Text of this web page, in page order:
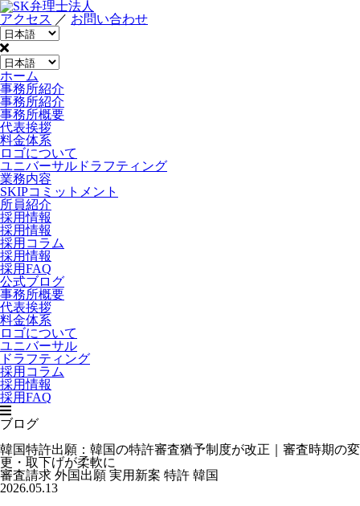
アクセス ／ お問い合わせ
ホーム
事務所紹介
事務所紹介
事務所概要
代表挨拶
料金体系
ロゴについて
ユニバーサルドラフティング
業務内容
SKIPコミットメント
所員紹介
採用情報
採用情報
採用コラム
採用情報
採用FAQ
公式ブログ
事務所概要
代表挨拶
料金体系
ロゴについて
ユニバーサル
ドラフティング
採用コラム
採用情報
採用FAQ
ブログ
韓国特許出願：韓国の特許審査猶予制度が改正｜審査時期の変
更・取下げが柔軟に
審査請求 外国出願 実用新案 特許 韓国
2026.05.13